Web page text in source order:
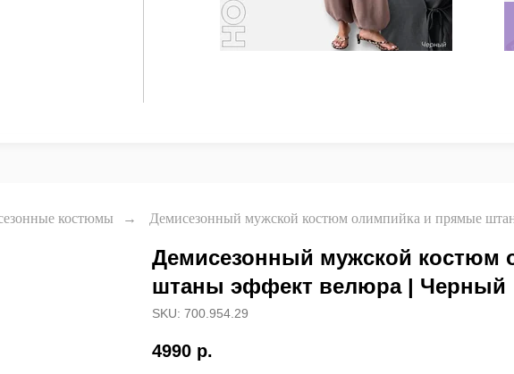
костюмы → Демисезонный мужской костюм олимпийка и прямые
Демисезонный мужской костюм
штаны эффект велюра | Черный
SKU: 700.954.29
4990 р.